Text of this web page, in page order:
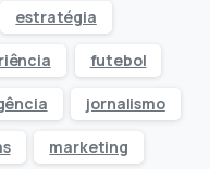
estratégia
futebol
jornalismo
marketing